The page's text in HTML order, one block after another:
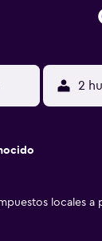
2
locales a